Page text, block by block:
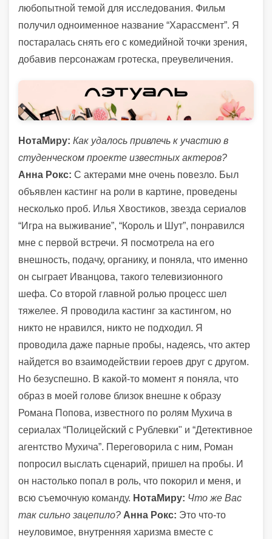
любопытной темой для исследования. Фильм
получил одноименное название “Харассмент”. Я
постаралась снять его с комедийной точки зрения,
добавив персонажам гротеска, преувеличения.
НотаМиру: Как удалось привлечь к участию в
студенческом проекте известных актеров?
Анна Рокс: С актерами мне очень повезло. Был
объявлен кастинг на роли в картине, проведены
несколько проб. Илья Хвостиков, звезда сериалов
“Игра на выживание”, “Король и Шут”, понравился
мне с первой встречи. Я посмотрела на его
внешность, подачу, органику, и поняла, что именно
он сыграет Иванцова, такого телевизионного
шефа. Со второй главной ролью процесс шел
тяжелее. Я проводила кастинг за кастингом, но
никто не нравился, никто не подходил. Я
проводила даже парные пробы, надеясь, что актер
найдется во взаимодействии героев друг с другом.
Но безуспешно. В какой-то момент я поняла, что
образ в моей голове близок внешне к образу
Романа Попова, известного по ролям Мухича в
сериалах “Полицейский с Рублевки" и “Детективное
агентство Мухича”. Переговорила с ним, Роман
попросил выслать сценарий, пришел на пробы. И
он настолько попал в роль, что покорил и меня, и
всю съемочную команду. НотаМиру: Что же Вас
так сильно зацепило? Анна Рокс: Это что-то
неуловимое, внутренняя харизма вместе с